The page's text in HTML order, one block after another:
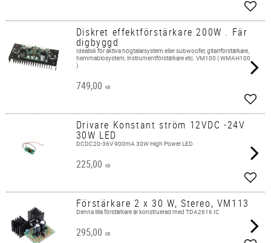
Add
Diskret effektförstärkare 200W . Fär
digbyggd
Idealisk för aktiva högtalarsystem eller subwoofer, gitarrförstärkare,
hemmabiosystem, instrumentförstärkare etc. VM100 ( WMAH100
)
749,00 KR
Add
Drivare Konstant ström 12VDC -24V
30W LED
DCDC20-36V 900mA 30W High Power LED
225,00 KR
Add
Förstärkare 2 x 30 W, Stereo, VM113
Denna lilla förstärkare är konstruerad med TDA2616 IC
295,00 KR